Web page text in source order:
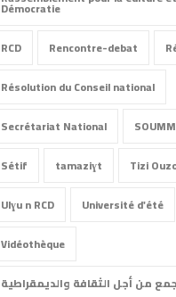
Démocratie
RCD
Rencontre-debat
Résolution du Conseil national
Secrétariat National
Sétif
tamaziɣt
Tizi
Ulɣu n RCD
Université d'été
Vidéothèque
من أجل الثقافة والديمقراطية